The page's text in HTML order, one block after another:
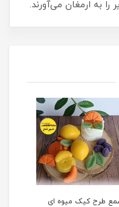
را به ارمغان می‌آورند.
طرح کیک میوه ای